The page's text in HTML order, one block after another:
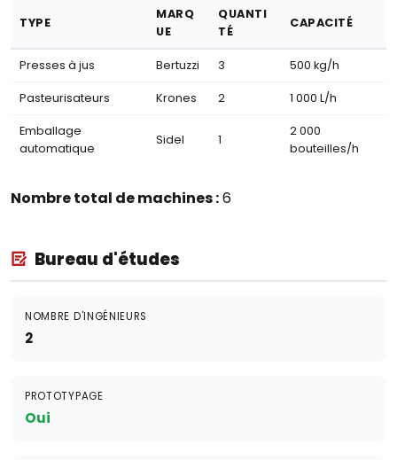
TYPE
MARQ
UE
QUANTI
TÉ
CAPACITÉ
Presses à jus Bertuzzi 3 500 kg/h
Pasteurisateurs Krones 2 1 000 L/h
Emballage
automatique
Sidel 1
2 000
bouteilles/h
Nombre total de machines :6
Bureau d'études
NOMBRE D'INGÉNIEURS
2
PROTOTYPAGE
Oui